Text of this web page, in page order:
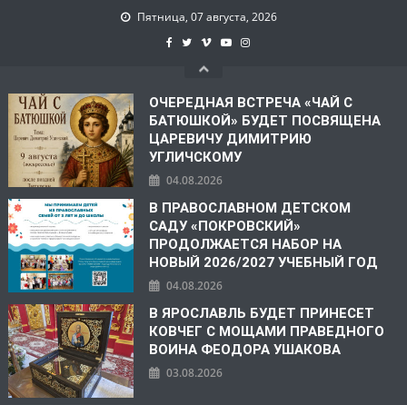
Пятница, 07 августа, 2026
ОЧЕРЕДНАЯ ВСТРЕЧА «ЧАЙ С
БАТЮШКОЙ» БУДЕТ ПОСВЯЩЕНА
ЦАРЕВИЧУ ДИМИТРИЮ
УГЛИЧСКОМУ
04.08.2026
В ПРАВОСЛАВНОМ ДЕТСКОМ
САДУ «ПОКРОВСКИЙ»
ПРОДОЛЖАЕТСЯ НАБОР НА
НОВЫЙ 2026/2027 УЧЕБНЫЙ ГОД
04.08.2026
В ЯРОСЛАВЛЬ БУДЕТ ПРИНЕСЕТ
КОВЧЕГ С МОЩАМИ ПРАВЕДНОГО
ВОИНА ФЕОДОРА УШАКОВА
03.08.2026